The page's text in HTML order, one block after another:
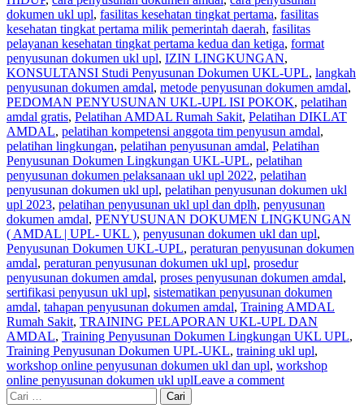
dokumen ukl upl, fasilitas kesehatan tingkat pertama, fasilitas
kesehatan tingkat pertama milik pemerintah daerah, fasilitas
pelayanan kesehatan tingkat pertama kedua dan ketiga, format
penyusunan dokumen ukl upl, IZIN LINGKUNGAN,
KONSULTANSI Studi Penyusunan Dokumen UKL-UPL, langkah
penyusunan dokumen amdal, metode penyusunan dokumen amdal,
PEDOMAN PENYUSUNAN UKL-UPL ISI POKOK, pelatihan
amdal gratis, Pelatihan AMDAL Rumah Sakit, Pelatihan DIKLAT
AMDAL, pelatihan kompetensi anggota tim penyusun amdal,
pelatihan lingkungan, pelatihan penyusunan amdal, Pelatihan
Penyusunan Dokumen Lingkungan UKL-UPL, pelatihan
penyusunan dokumen pelaksanaan ukl upl 2022, pelatihan
penyusunan dokumen ukl upl, pelatihan penyusunan dokumen ukl
upl 2023, pelatihan penyusunan ukl upl dan dplh, penyusunan
dokumen amdal, PENYUSUNAN DOKUMEN LINGKUNGAN
( AMDAL | UPL- UKL ), penyusunan dokumen ukl dan upl,
Penyusunan Dokumen UKL-UPL, peraturan penyusunan dokumen
amdal, peraturan penyusunan dokumen ukl upl, prosedur
penyusunan dokumen amdal, proses penyusunan dokumen amdal,
sertifikasi penyusun ukl upl, sistematikan penyusunan dokumen
amdal, tahapan penyusunan dokumen amdal, Training AMDAL
Rumah Sakit, TRAINING PELAPORAN UKL-UPL DAN
AMDAL, Training Penyusunan Dokumen Lingkungan UKL UPL,
Training Penyusunan Dokumen UPL-UKL, training ukl upl,
workshop online penyusunan dokumen ukl dan upl, workshop
online penyusunan dokumen ukl uplLeave a comment
Cari
untuk: